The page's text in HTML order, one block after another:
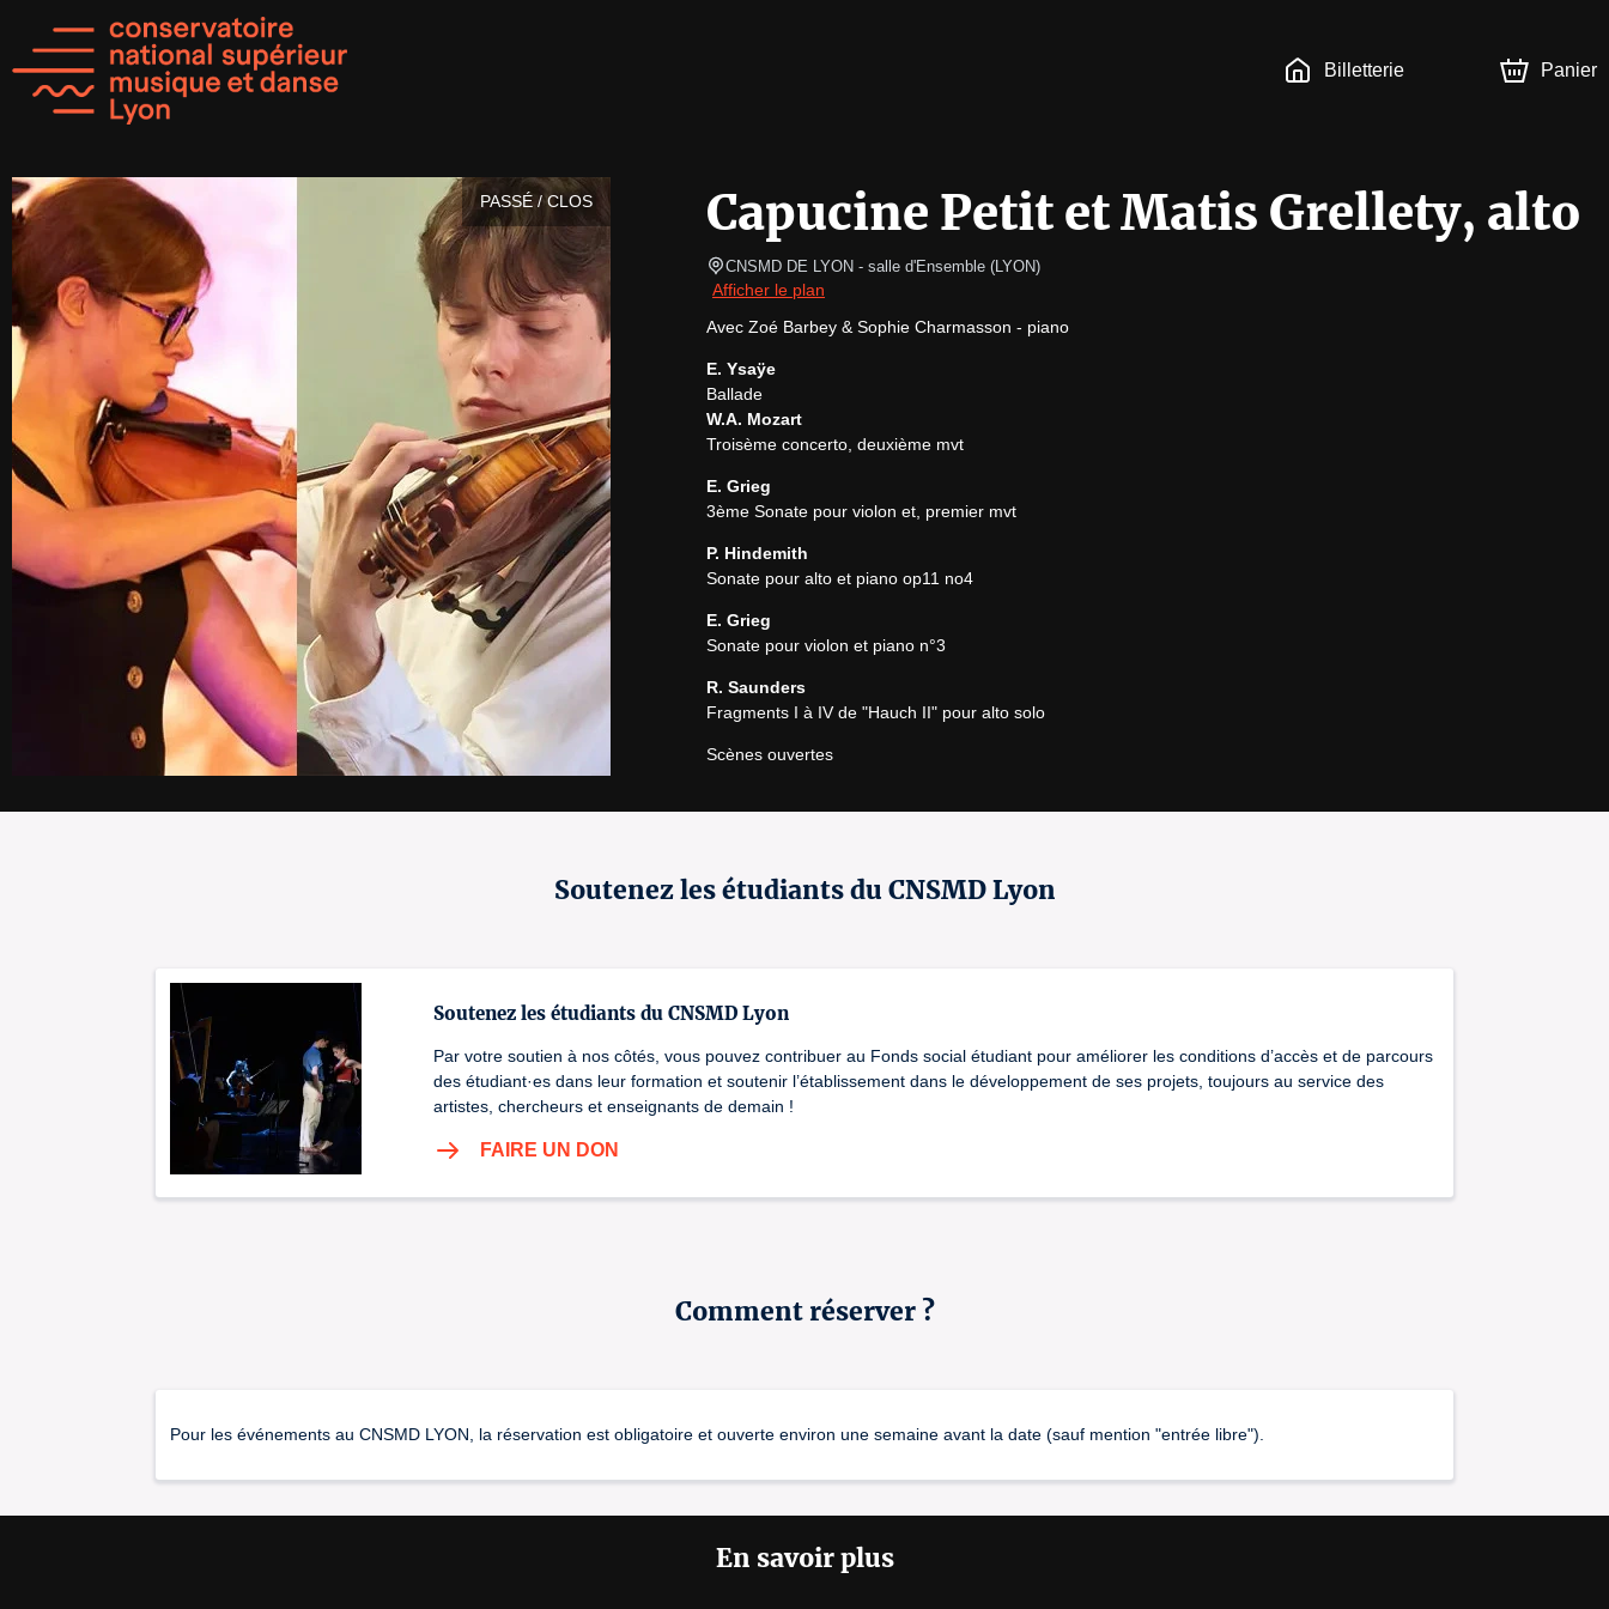
Billetterie Panier
PASSÉ / CLOS Capucine Petit et Matis Grellety, alto
CNSMD DE LYON - salle d'Ensemble (LYON)
Afficher le plan
Avec Zoé Barbey & Sophie Charmasson - piano
E. Ysaÿe
W.A. Mozart
Troisème concerto, deuxième mvt
E. Grieg
3ème Sonate pour violon et, premier mvt
P. Hindemith
Sonate pour alto et piano op11 no4
E. Grieg
Sonate pour violon et piano n°3
R. Saunders
Fragments I à IV de "Hauch II" pour alto solo
Scènes ouvertes
le Friday 16 January 2026 à 12h30
Soutenez les étudiants du CNSMD Lyon
Soutenez les étudiants du CNSMD Lyon
Par votre soutien à nos côtés, vous pouvez contribuer au Fonds social étudiant pour améliorer les conditions d’accès et de parcours
des étudiant·es dans leur formation et soutenir l’établissement dans le développement de ses projets, toujours au service des
artistes, chercheurs et enseignants de demain !
FAIRE UN DON
Comment réserver ?
Pour les événements au CNSMD LYON, la réservation est obligatoire et ouverte environ une semaine avant la date (sauf mention "entrée libre").
En savoir plus